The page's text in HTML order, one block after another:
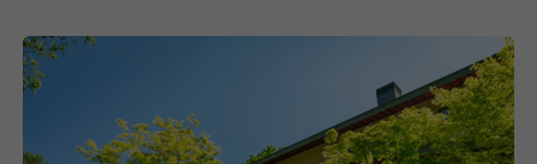
いく必要があります。
お互いに話し合い、譲るところ・譲らないところを見
極めながら、気持ちよく仕事ができる関係性を築ける
方を歓迎します。
る環境です。
また、一流の職人でありながら素晴らしい人柄の料理
長のもとでマンツーマンで学んでいけるので、着実に
成長できます！